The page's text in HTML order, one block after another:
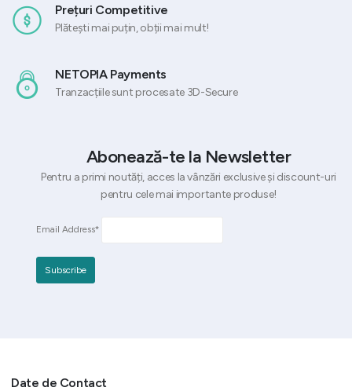
Prețuri Competitive
Plătești mai puțin, obții mai mult!
NETOPIA Payments
Tranzacțiile sunt procesate 3D-Secure
Abonează-te la Newsletter
Pentru a primi noutăți, acces la vânzări exclusive și discount-uri
pentru cele mai importante produse!
Email Address*
Date de Contact